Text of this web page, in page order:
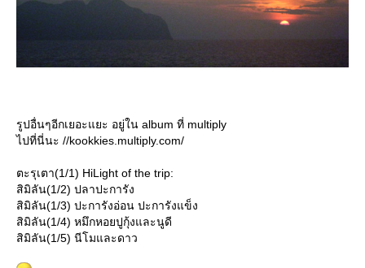
รูปอื่นๆอีกเยอะแยะ อยู่ใน album ที่ multiply
ไปที่นี่นะ //kookkies.multiply.com/
ตะรุเตา(1/1) HiLight of the trip:
สิมิลัน(1/2) ปลาปะการัง
สิมิลัน(1/3) ปะการังอ่อน ปะการังแข็ง
สิมิลัน(1/4) หมึกหอยปูกุ้งและนูดี
สิมิลัน(1/5) นีโมและดาว